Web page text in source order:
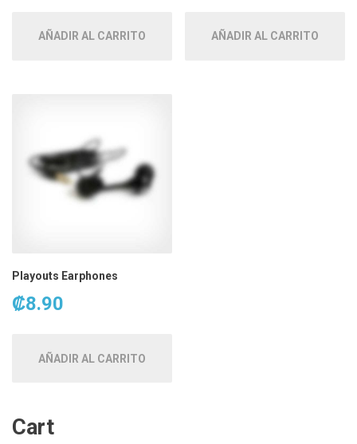
AÑADIR AL CARRITO AÑADIR AL CARRITO
Playouts Earphones
₡8.90
AÑADIR AL CARRITO
Cart